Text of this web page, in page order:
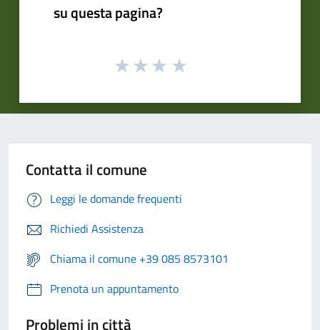
su questa pagina?
Contatta il comune
Leggi le domande frequenti
Richiedi Assistenza
Chiama il comune +39 085 8573101
Prenota un appuntamento
Problemi in città